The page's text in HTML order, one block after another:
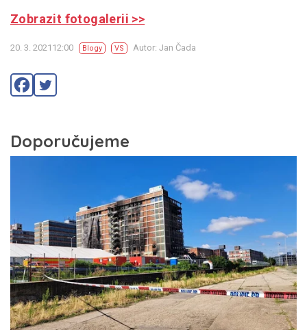
Zobrazit fotogalerii >>
20. 3. 202112:00 Blogy VS Autor: Jan Čada